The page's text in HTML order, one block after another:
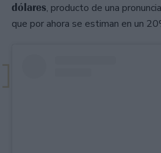
dólares, producto de una
que por ahora se estiman en un